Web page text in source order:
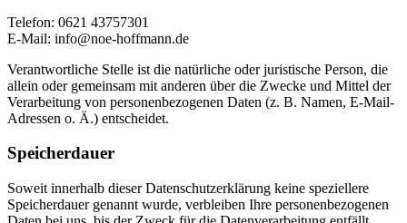
Telefon: 0621 43757301
E-Mail: info@noe-hoffmann.de
Verantwortliche Stelle ist die natürliche oder juristische Person, die
allein oder gemeinsam mit anderen über die Zwecke und Mittel der
Verarbeitung von personenbezogenen Daten (z. B. Namen, E-Mail-
Adressen o. Ä.) entscheidet.
Speicherdauer
Soweit innerhalb dieser Datenschutzerklärung keine speziellere
Speicherdauer genannt wurde, verbleiben Ihre personenbezogenen